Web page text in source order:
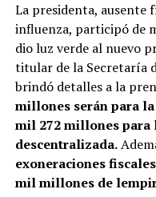
La presidenta, ausente
influenza, participó de
dio luz verde al nuevo
titular de la Secretaría
brindó detalles a la
millones serán para
mil 272 millones
descentralizada.
exoneraciones
mil millones de